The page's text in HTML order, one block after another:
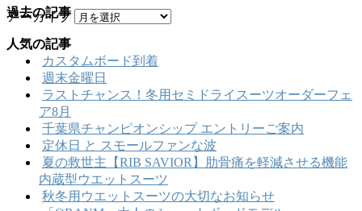
過去の記事
アーカイブ
人気の記事
カスタムボード到着
週末金曜日
ラストチャンス！冬用セミドライスーツオーダーフェ
ア8月
千葉県チャンピオンシップ エントリーご案内
定休日 と スモールファンな波
夏の救世主【RIB SAVIOR】肋骨痛を軽減させる機能
内蔵型ウエットスーツ
秋冬用ウエットスーツの大切なお知らせ